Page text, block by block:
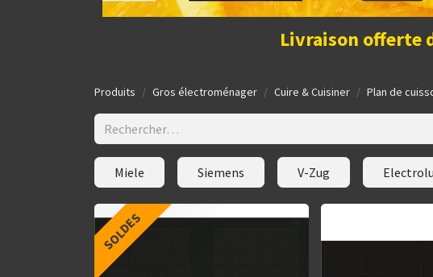
Livraison offerte
Produits Gros électroménager Cuire & Cuisiner Plan de
Miele Siemens V-Zug
SOLDES